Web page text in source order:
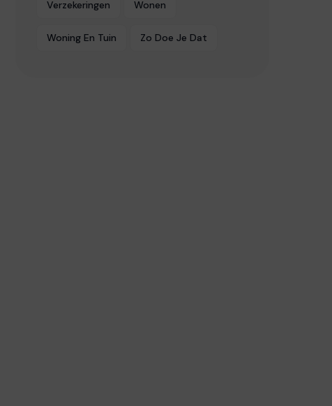
Verzekeringen Wonen
Woning En Tuin Zo Doe Je Dat